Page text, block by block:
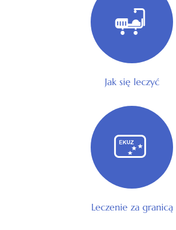
Jak się leczyć
Leczenie za granicą